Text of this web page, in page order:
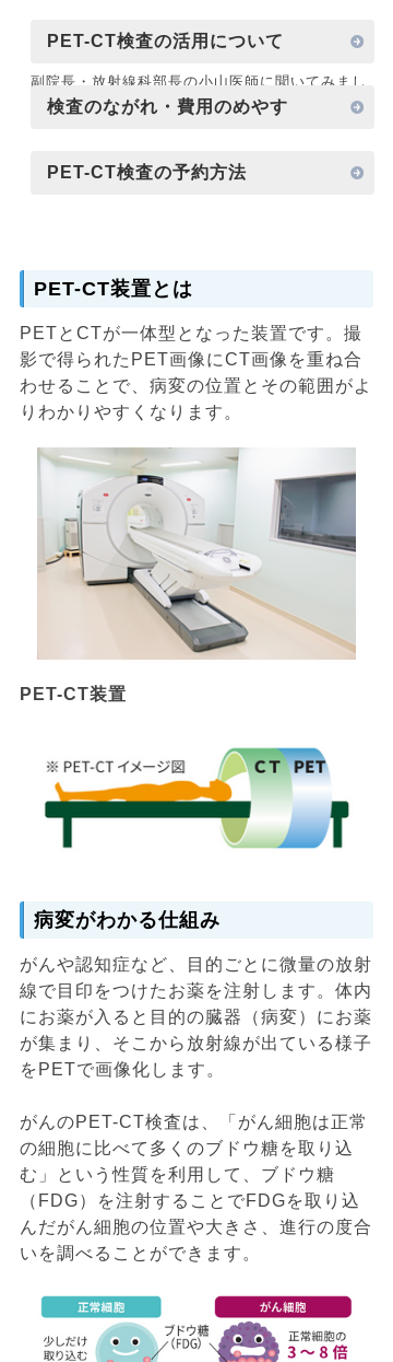
PET-CT検査の活用について
副院長・放射線科部長の小山医師に聞いてみまし
た。
検査のながれ・費用のめやす
PET-CT検査の予約方法
PET-CT装置とは
PETとCTが一体型となった装置です。撮
影で得られたPET画像にCT画像を重ね合
わせることで、病変の位置とその範囲がよ
りわかりやすくなります。
PET-CT装置
病変がわかる仕組み
がんや認知症など、目的ごとに微量の放射
線で目印をつけたお薬を注射します。体内
にお薬が入ると目的の臓器（病変）にお薬
が集まり、そこから放射線が出ている様子
をPETで画像化します。
がんのPET-CT検査は、「がん細胞は正常
の細胞に比べて多くのブドウ糖を取り込
む」という性質を利用して、ブドウ糖
（FDG）を注射することでFDGを取り込
んだがん細胞の位置や大きさ、進行の度合
いを調べることができます。